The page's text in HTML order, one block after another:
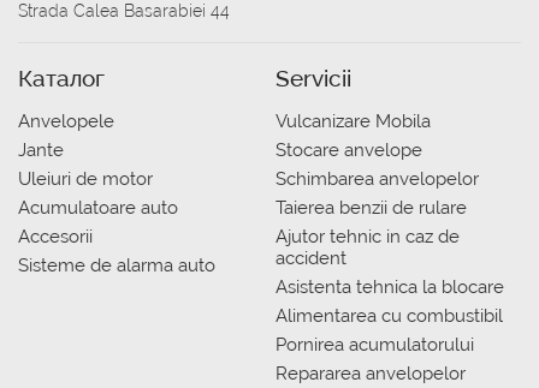
Strada Calea Basarabiei 44
Каталог
Anvelopele
Jante
Uleiuri de motor
Acumulatoare auto
Accesorii
Sisteme de alarma auto
Servicii
Vulcanizare Mobila
Stocare anvelope
Schimbarea anvelopelor
Taierea benzii de rulare
Ajutor tehnic in caz de
accident
Asistenta tehnica la blocare
Alimentarea cu combustibil
Pornirea acumulatorului
Repararea anvelopelor